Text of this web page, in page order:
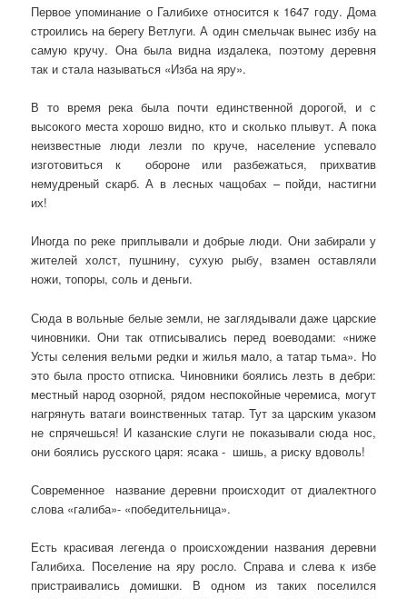
Первое упоминание о Галибихе относится к 1647 году. Дома
строились на берегу Ветлуги. А один смельчак вынес избу на
самую кручу. Она была видна издалека, поэтому деревня
так и стала называться «Изба на яру».
В то время река была почти единственной дорогой, и с
высокого места хорошо видно, кто и сколько плывут. А пока
неизвестные люди лезли по круче, население успевало
изготовиться к обороне или разбежаться, прихватив
немудреный скарб. А в лесных чащобах – пойди, настигни
их!
Иногда по реке приплывали и добрые люди. Они забирали у
жителей холст, пушнину, сухую рыбу, взамен оставляли
ножи, топоры, соль и деньги.
Сюда в вольные белые земли, не заглядывали даже царские
чиновники. Они так отписывались перед воеводами: «ниже
Усты селения вельми редки и жилья мало, а татар тьма». Но
это была просто отписка. Чиновники боялись лезть в дебри:
местный народ озорной, рядом неспокойные черемиса, могут
нагрянуть ватаги воинственных татар. Тут за царским указом
не спрячешься! И казанские слуги не показывали сюда нос,
они боялись русского царя: ясака - шишь, а риску вдоволь!
Современное название деревни происходит от диалектного
слова «галиба»- «победительница».
Есть красивая легенда о происхождении названия деревни
Галибиха. Поселение на яру росло. Справа и слева к избе
пристраивались домишки. В одном из таких поселился